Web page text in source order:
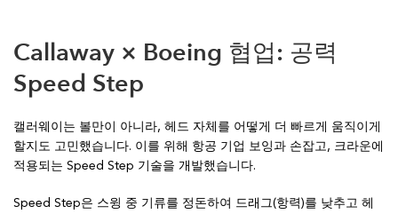
Callaway × Boeing 협업: 공력
Speed Step
캘러웨이는 볼만이 아니라, 헤드 자체를 어떻게 더 빠르게 움직이게
할지도 고민했습니다. 이를 위해 항공 기업 보잉과 손잡고, 크라운에
적용되는 Speed Step 기술을 개발했습니다.
Speed Step은 스윙 중 기류를 정돈하여 드래그(항력)를 낮추고 헤